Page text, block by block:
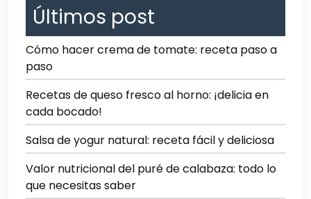
Últimos post
Cómo hacer crema de tomate: receta paso a
paso
Recetas de queso fresco al horno: ¡delicia en
cada bocado!
Salsa de yogur natural: receta fácil y deliciosa
Valor nutricional del puré de calabaza: todo lo
que necesitas saber